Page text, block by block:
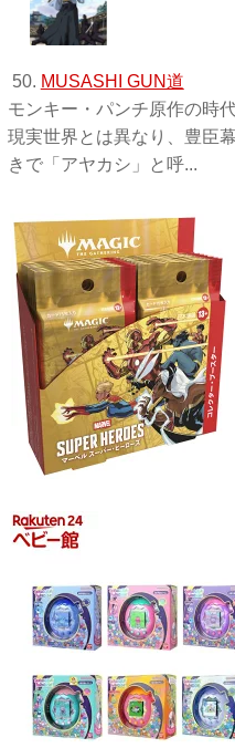
50. MUSASHI GUN道
モンキー・パンチ原作の時
現実世界とは異なり、豊臣
きで「アヤカシ」と呼...